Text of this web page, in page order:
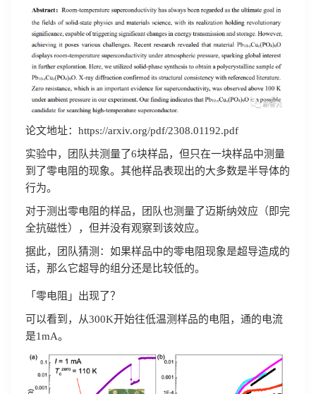
论文地址：https://arxiv.org/pdf/2308.01192.pdf
实验中，团队共测量了6块样品，但只在一块样品中测量
到了零电阻的现象。其他样品表现出的大多数是半导体的
行为。
对于测出零电阻的样品，团队也测量了迈斯纳效应（即完
全抗磁性），但并没有观察到该效应。
据此，团队猜测：如果样品中的零电阻现象是超导造成的
话，那么它超导的组分还是比较低的。
「零电阻」出现了？
可以看到，从300K开始往低温测样品的电阻，通的电流
是1mA。